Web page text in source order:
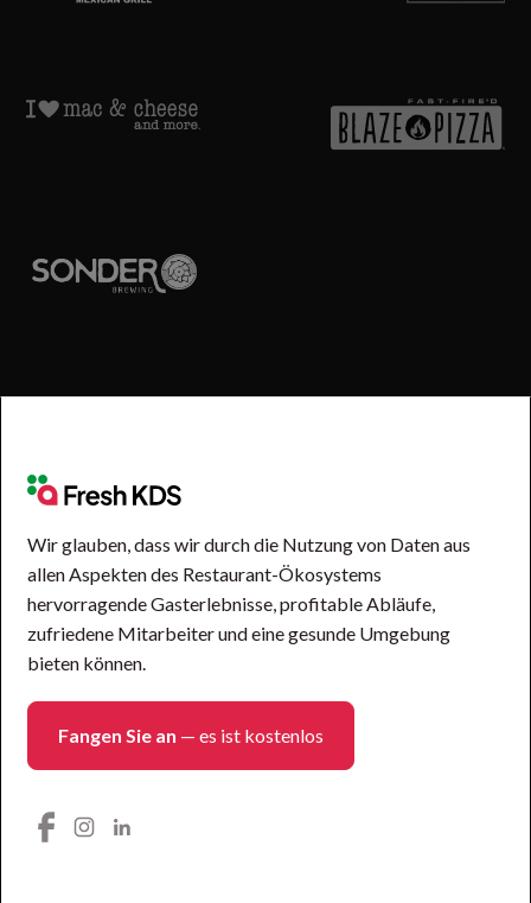
Wir glauben, dass wir durch die Nutzung von Daten aus
allen Aspekten des Restaurant-Ökosystems
hervorragende Gasterlebnisse, profitable Abläufe,
zufriedene Mitarbeiter und eine gesunde Umgebung
bieten können.
Fangen Sie an — es ist kostenlos